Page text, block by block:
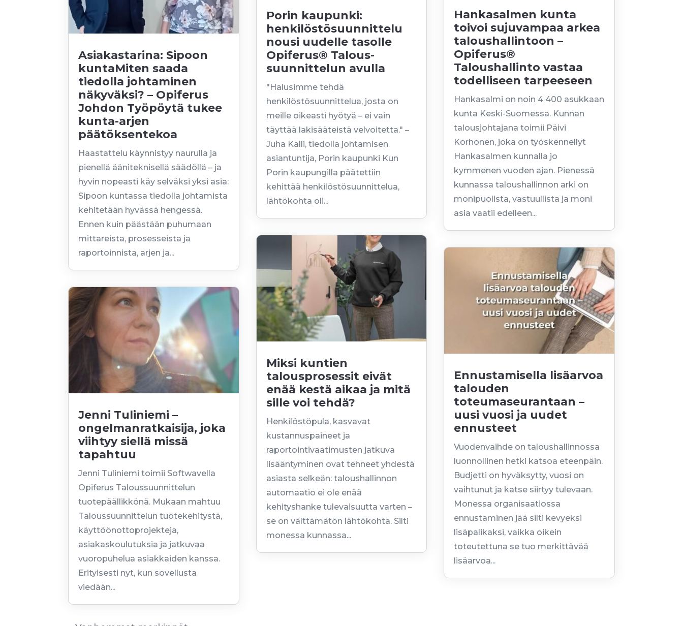
Asiakastarina: Sipoon
kuntaMiten saada
tiedolla johtaminen
näkyväksi? – Opiferus
Johdon Työpöytä tukee
kunta-arjen
päätöksentekoa
Haastattelu käynnistyy naurulla ja
pienellä ääniteknisellä säädöllä – ja
hyvin nopeasti käy selväksi yksi asia:
Sipoon kuntassa tiedolla johtamista
kehitetään hyvässä hengessä.
Ennen kuin päästään puhumaan
mittareista, prosesseista ja
raportoinnista, arjen ja...
Jenni Tuliniemi –
ongelmanratkaisija, joka
viihtyy siellä missä
tapahtuu
Jenni Tuliniemi toimii Softwavella
Opiferus Taloussuunnittelun
tuotepäällikkönä. Mukaan mahtuu
Taloussuunnittelun tuotekehitystä,
käyttöönottoprojekteja,
asiakaskoulutuksia ja jatkuvaa
vuoropuhelua asiakkaiden kanssa.
Erityisesti nyt, kun sovellusta
viedään...
Porin kaupunki:
henkilöstösuunnittelu
nousi uudelle tasolle
Opiferus® Talous­
suunnittelun avulla
"Halusimme tehdä
henkilöstösuunnittelua, josta on
meille oikeasti hyötyä – ei vain
täyttää lakisääteistä velvoitetta." –
Juha Kalli, tiedolla johtamisen
asiantuntija, Porin kaupunki Kun
Porin kaupungilla päätettiin
kehittää henkilöstösuunnittelua,
lähtökohta oli...
Miksi kuntien
talousprosessit eivät
enää kestä aikaa ja mitä
sille voi tehdä?
Henkilöstöpula, kasvavat
kustannuspaineet ja
raportointivaatimusten jatkuva
lisääntyminen ovat tehneet yhdestä
asiasta selkeän: taloushallinnon
automaatio ei ole enää
kehityshanke tulevaisuutta varten –
se on välttämätön lähtökohta. Silti
monessa kunnassa...
Hankasalmen kunta
toivoi sujuvampaa arkea
taloushallintoon –
Opiferus®
Taloushallinto vastaa
todelliseen tarpeeseen
Hankasalmi on noin 4 400 asukkaan
kunta Keski-Suomessa. Kunnan
talousjohtajana toimii Päivi
Korhonen, joka on työskennellyt
Hankasalmen kunnalla jo
kymmenen vuoden ajan. Pienessä
kunnassa taloushallinnon arki on
monipuolista, vastuullista ja moni
asia vaatii edelleen...
Ennustamisella lisäarvoa
talouden
toteumaseurantaan –
uusi vuosi ja uudet
ennusteet
Vuodenvaihde on taloushallinnossa
luonnollinen hetki katsoa eteenpäin.
Budjetti on hyväksytty, vuosi on
vaihtunut ja katse siirtyy tulevaan.
Monessa organisaatiossa
ennustaminen jää silti kevyeksi
lisäpalikaksi, vaikka oikein
toteutettuna se tuo merkittävää
lisäarvoa...